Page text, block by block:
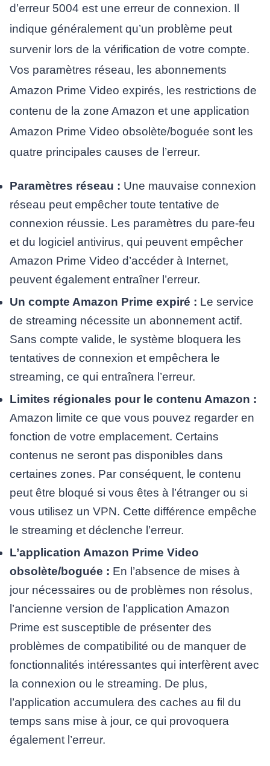
d’erreur 5004 est une erreur de connexion. Il
indique généralement qu’un problème peut
survenir lors de la vérification de votre compte.
Vos paramètres réseau, les abonnements
Amazon Prime Video expirés, les restrictions de
contenu de la zone Amazon et une application
Amazon Prime Video obsolète/boguée sont les
quatre principales causes de l’erreur.
Paramètres réseau : Une mauvaise connexion
réseau peut empêcher toute tentative de
connexion réussie. Les paramètres du pare-feu
et du logiciel antivirus, qui peuvent empêcher
Amazon Prime Video d’accéder à Internet,
peuvent également entraîner l’erreur.
Un compte Amazon Prime expiré : Le service
de streaming nécessite un abonnement actif.
Sans compte valide, le système bloquera les
tentatives de connexion et empêchera le
streaming, ce qui entraînera l’erreur.
Limites régionales pour le contenu Amazon :
Amazon limite ce que vous pouvez regarder en
fonction de votre emplacement. Certains
contenus ne seront pas disponibles dans
certaines zones. Par conséquent, le contenu
peut être bloqué si vous êtes à l’étranger ou si
vous utilisez un VPN. Cette différence empêche
le streaming et déclenche l’erreur.
L’application Amazon Prime Video
obsolète/boguée : En l’absence de mises à
jour nécessaires ou de problèmes non résolus,
l’ancienne version de l’application Amazon
Prime est susceptible de présenter des
problèmes de compatibilité ou de manquer de
fonctionnalités intéressantes qui interfèrent avec
la connexion ou le streaming. De plus,
l’application accumulera des caches au fil du
temps sans mise à jour, ce qui provoquera
également l’erreur.